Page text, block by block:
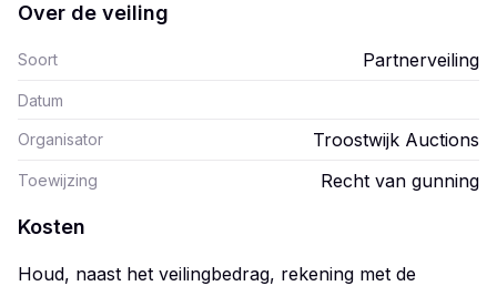
Over de veiling
Soort Partnerveiling
Datum
Organisator Troostwijk Auctions
Toewijzing Recht van gunning
Kosten
Houd, naast het veilingbedrag, rekening met de